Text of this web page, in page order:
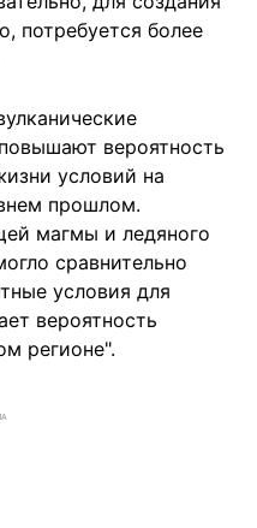
потребуется более
вероятность
условий на
прошлом.
магмы и ледяного
сравнительно
условия для
вероятность
регионе".